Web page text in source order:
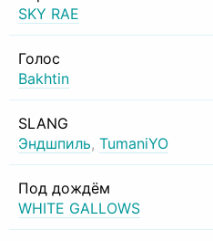
SKY RAE
Голос
Bakhtin
SLANG
Эндшпиль, TumaniYO
Под дождём
WHITE GALLOWS